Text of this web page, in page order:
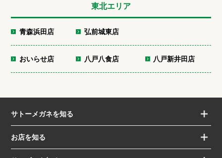
東北エリア
青森浜田店 弘前城東店
おいらせ店 八戸八食店 八戸新井田店
サトーメガネを知る
お店を知る